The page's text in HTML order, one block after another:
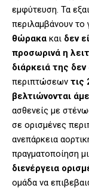
εμφύτευση. Τα
περιλαμβάνουν το
θώρακα και δεν
προσωρινά η
διάρκειά της
περιπτώσεων τις
βελτιώνονται
ασθενείς με
σε ορισμένες
ανεπάρκεια
πραγματοποίηση
διενέργεια
ομάδα να